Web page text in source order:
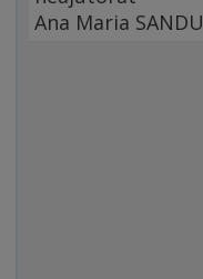
Ana Maria SANDU